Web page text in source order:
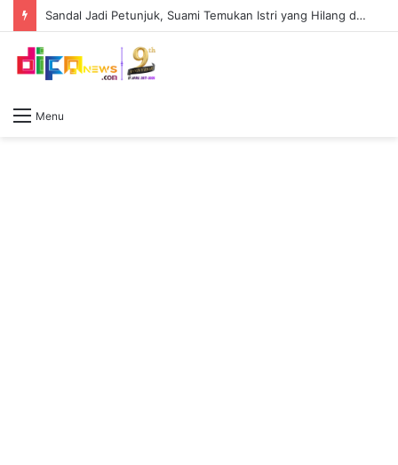
Sandal Jadi Petunjuk, Suami Temukan Istri yang Hilang di Kamar Kos Bersama Pria Lain
Menu